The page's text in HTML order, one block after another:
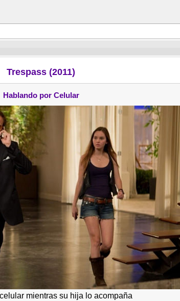
Trespass (2011)
Hablando por Celular
mientras su hija lo acompaña